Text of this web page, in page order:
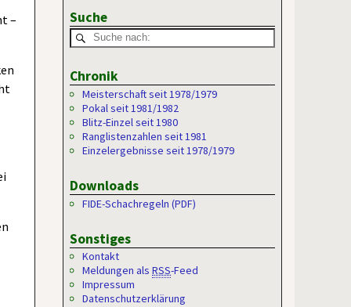
– Suche
Chronik
Meisterschaft seit 1978/1979
Pokal seit 1981/1982
Blitz-Einzel seit 1980
Ranglistenzahlen seit 1981
Einzelergebnisse seit 1978/1979
Downloads
FIDE-Schachregeln (PDF)
Sonstiges
Kontakt
Meldungen alsRSS-Feed
Impressum
Datenschutzerklärung